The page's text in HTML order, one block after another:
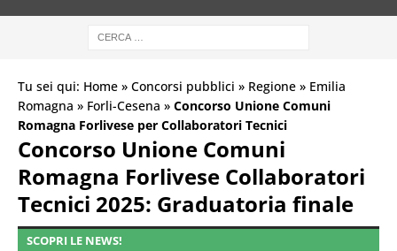
Tu sei qui: Home » Concorsi pubblici » Regione » Emilia
Romagna » Forli-Cesena » Concorso Unione Comuni
Romagna Forlivese per Collaboratori Tecnici
Concorso Unione Comuni
Romagna Forlivese Collaboratori
Tecnici 2025: Graduatoria finale
SCOPRI LE NEWS!